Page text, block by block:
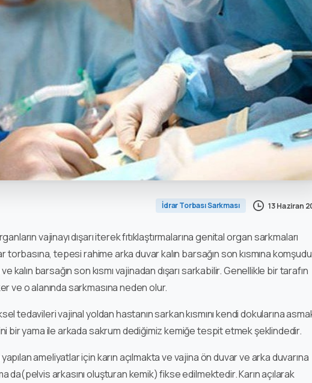
İdrar Torbası Sarkması 13 Haziran
vajinayı dışarı iterek fıtıklaştırmalarına genital organ sarkmaları
torbasına, tepesi rahime arka duvar kalın barsağın son kısmına
kalın barsağın son kısmı vajinadan dışarı sarkabilir. Genellikle bir tarafın
ve o alanında sarkmasına neden olur.
tedavileri vajinal yoldan hastanın sarkan kısmını kendi dokularına
bir yama ile arkada sakrum dediğimiz kemiğe tespit etmek şeklindedir.
ameliyatlar için karın açılmakta ve vajina ön duvar ve arka duvarına
da(pelvis arkasını oluşturan kemik) fikse edilmektedir. Karın açılarak